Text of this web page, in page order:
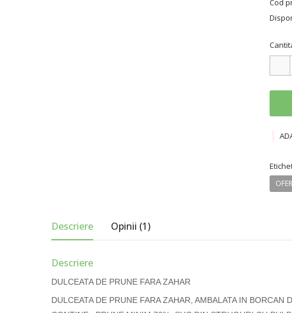
Cod
Descriere Opinii (1)
Descriere
DULCEATA DE PRUNE FARA ZAHAR
DULCEATA DE PRUNE FARA ZAHAR, AMBALATA IN